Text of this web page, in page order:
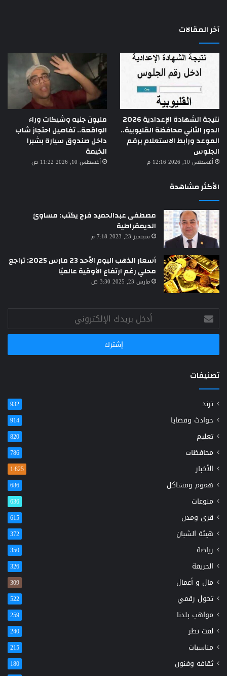
آخر المقالات
نتيجة الشهادة الإعدادية 2026
الدور الثاني محافظة القليوبية..
الموعد ورابط الاستعلام برقم
الجلوس
أغسطس 10, 2026 12:16 م
مليون جنيه وشيكات وراء
الواقعة.. تفاصيل احتجاز شاب
داخل صندوق سيارة بشبرا
الخيمة
أغسطس 10, 2026 11:22 ص
الأكثر مشاهدة
مصطفى عبدالحميد فرج يكتب: مساوئ
الديمقراطية
سبتمبر 23, 2023 7:18 م
أسعار الذهب اليوم الأحد 23 مارس 2025: تراجع
محلي رغم ارتفاع الأوقية عالميًا
مارس 23, 2025 3:30 ص
أدخل
بريدك
الإلكتروني
تصنيفات
ترند 932
حوادث وقضايا 914
تعليم 820
محافظات 786
الأخبار 1٬825
هموم ومشاكل 686
منوعات 636
قرى ومدن 615
هيئة الشبان 372
رياضة 350
الحريفة 326
مال و أعمال 309
تحول رقمي 522
مواهب بلدنا 259
لفت نظر 240
مناسبات 215
ثقافة وفنون 180